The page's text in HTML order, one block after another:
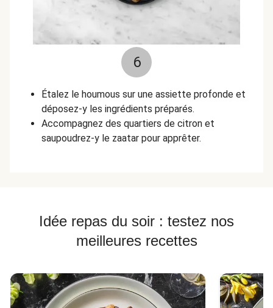
6
Étalez le houmous sur une assiette profonde et
déposez-y les ingrédients préparés.
Accompagnez des quartiers de citron et
saupoudrez-y le zaatar pour apprêter.
Idée repas du soir : testez nos
meilleures recettes